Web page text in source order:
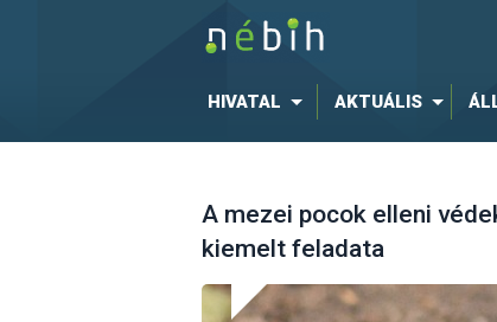
HIVATAL AKTUÁLIS
A mezei pocok elleni
kiemelt feladata